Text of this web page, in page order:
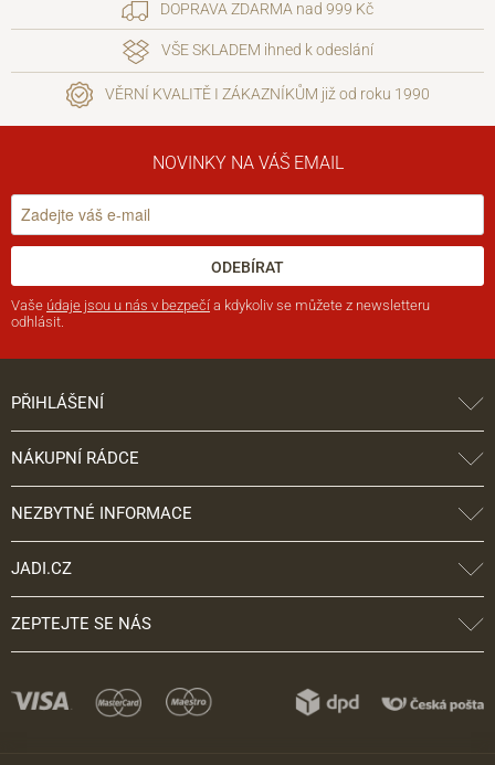
DOPRAVA ZDARMA nad 999 Kč
VŠE SKLADEM ihned k odeslání
VĚRNÍ KVALITĚ I ZÁKAZNÍKŮM již od roku 1990
NOVINKY NA VÁŠ EMAIL
ODEBÍRAT
Vaše údaje jsou u nás v bezpečí a kdykoliv se můžete z newsletteru
odhlásit.
PŘIHLÁŠENÍ
NÁKUPNÍ RÁDCE
NEZBYTNÉ INFORMACE
JADI.CZ
ZEPTEJTE SE NÁS